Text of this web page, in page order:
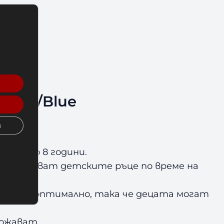
Jipe/Blue
от 3 до 8 години.
детските ръце по време на
оптимално, така че децата могат